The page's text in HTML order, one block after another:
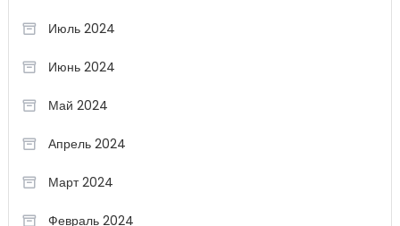
Июль 2024
Июнь 2024
Май 2024
Апрель 2024
Март 2024
Февраль 2024